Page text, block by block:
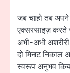
जब चाहो तब
एक्सरसाइज़ करते
अभी-अभी
दो मिनट निकाल
स्वरूप अनुभव